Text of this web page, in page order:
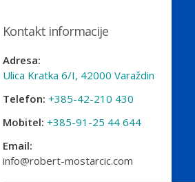
Kontakt informacije
Adresa:
Ulica Kratka 6/I, 42000 Varaždin
Telefon: +385-42-210 430
Mobitel: +385-91-25 44 644
Email:
info@robert-mostarcic.com